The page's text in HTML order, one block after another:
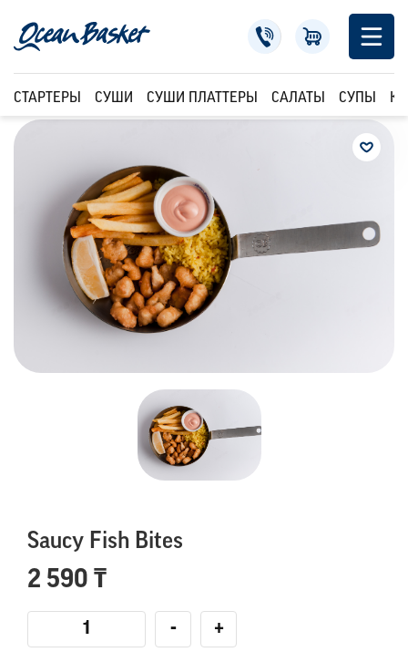
СТАРТЕРЫ СУШИ СУШИ ПЛАТТЕРЫ САЛАТЫ СУПЫ
Sаucy Fish Bites
2 590 ₸
- +